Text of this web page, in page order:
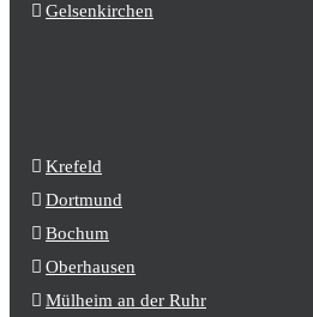
Gelsenkirchen
Krefeld
Dortmund
Bochum
Oberhausen
Mülheim an der Ruhr